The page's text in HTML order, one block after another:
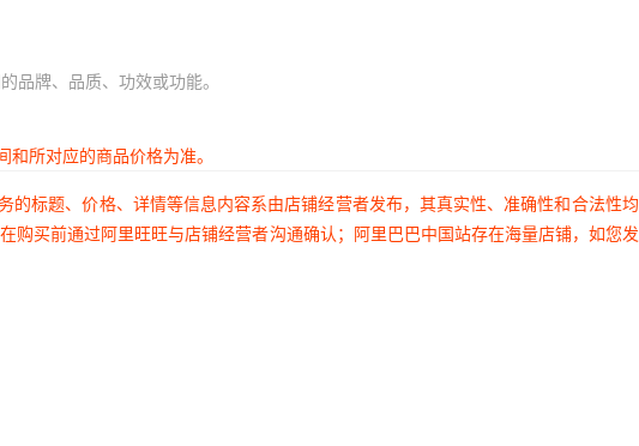
品牌、品质、功效或功能。
所对应的商品价格为准。
标题、价格、详情等信息内容系由店铺经营者发布，其真实性、准确性和合法性
买前通过阿里旺旺与店铺经营者沟通确认；阿里巴巴中国站存在海量店铺，如您